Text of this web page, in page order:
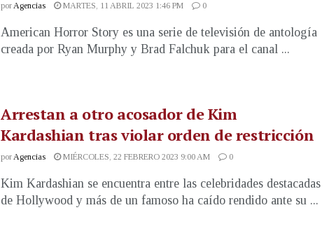
porAgencias MARTES, 11 ABRIL 2023 1:46 PM 0
American Horror Story es una serie de televisión de antología
creada por Ryan Murphy y Brad Falchuk para el canal ...
Arrestan a otro acosador de Kim
Kardashian tras violar orden de restricción
por Agencias MIÉRCOLES, 22 FEBRERO 2023 9:00 AM 0
Kim Kardashian se encuentra entre las celebridades destacadas
de Hollywood y más de un famoso ha caído rendido ante su ...